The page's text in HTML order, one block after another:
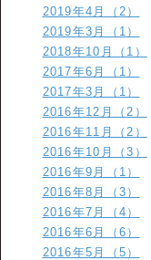
2019年4月（2）
2019年3月（1）
2018年10月（1）
2017年6月（1）
2017年3月（1）
2016年12月（2）
2016年11月（2）
2016年10月（3）
2016年9月（1）
2016年8月（3）
2016年7月（4）
2016年6月（6）
2016年5月（5）